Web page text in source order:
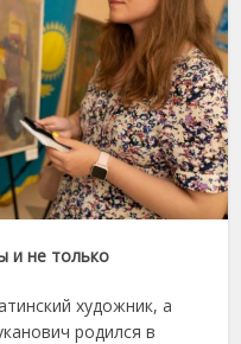
и не только
художник, а
родился в